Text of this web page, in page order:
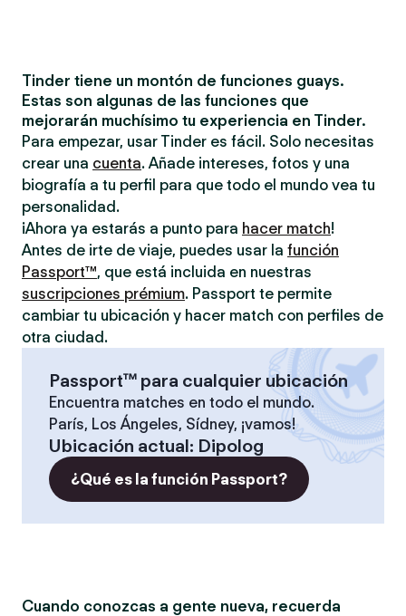
Tinder tiene un montón de funciones guays.
Estas son algunas de las funciones que
mejorarán muchísimo tu experiencia en Tinder.
Para empezar, usar Tinder es fácil. Solo necesitas
crear una cuenta. Añade intereses, fotos y una
biografía a tu perfil para que todo el mundo vea tu
personalidad.
¡Ahora ya estarás a punto para hacer match!
Antes de irte de viaje, puedes usar la función
Passport™, que está incluida en nuestras
suscripciones prémium. Passport te permite
cambiar tu ubicación y hacer match con perfiles de
otra ciudad.
Passport™ para cualquier ubicación
Encuentra matches en todo el mundo.
París, Los Ángeles, Sídney, ¡vamos!
Ubicación actual: Dipolog
¿Qué es la función Passport?
Cuando conozcas a gente nueva, recuerda